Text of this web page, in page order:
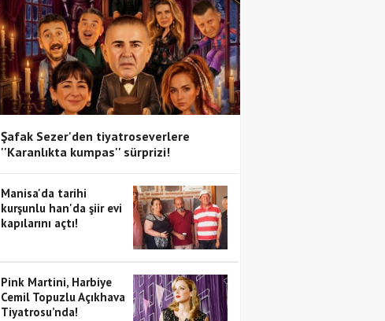
Şafak Sezer'den tiyatroseverlere
''Karanlıkta kumpas'' sürprizi!
Manisa'da tarihi
kurşunlu han'da şiir evi
kapılarını açtı!
Pink Martini, Harbiye
Cemil Topuzlu Açıkhava
Tiyatrosu’nda!